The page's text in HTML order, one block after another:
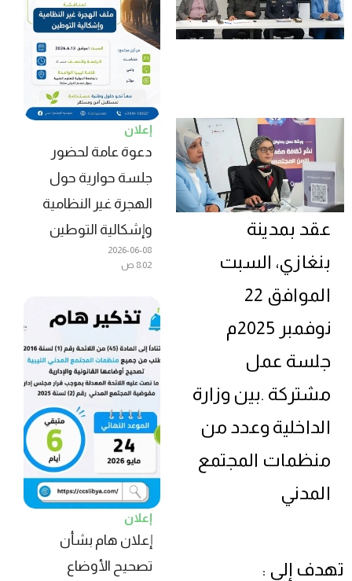
عقد بمدينة
بنغازي، السبت
الموافق 22
نوفمبر 2025م
جلسة عمل
مشتركة .بين وزارة
الداخلية وعدد من
منظمات المجتمع
المدني
تهدف إلى :
إعلان
دعوة عامة لحضور
جلسة حوارية حول
الهجرة غير النظامية
وإشكالية التوطين
2026-06-08
8:02 ص
إعلان
إعلان هام بشأن
تصحيح الأوضاع